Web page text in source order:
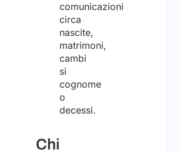
comunicazioni
circa
nascite,
matrimoni,
cambi
si
cognome
o
decessi.
Chi